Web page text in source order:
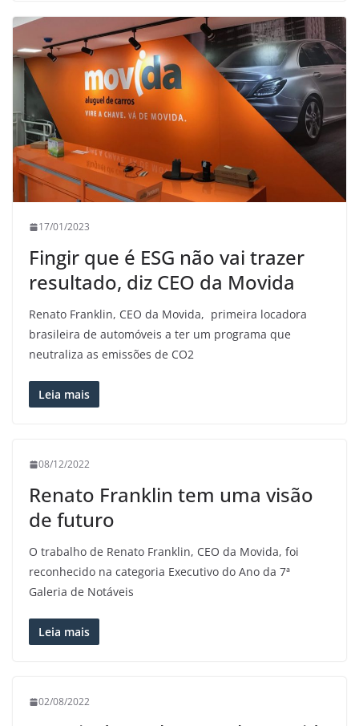
17/01/2023
Fingir que é ESG não vai trazer
resultado, diz CEO da Movida
Renato Franklin, CEO da Movida, primeira locadora
brasileira de automóveis a ter um programa que
neutraliza as emissões de CO2
Leia mais
08/12/2022
Renato Franklin tem uma visão
de futuro
O trabalho de Renato Franklin, CEO da Movida, foi
reconhecido na categoria Executivo do Ano da 7ª
Galeria de Notáveis
Leia mais
02/08/2022